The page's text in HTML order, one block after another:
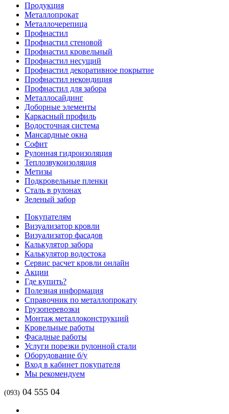
Продукция
Металлопрокат
Металлочерепица
Профнастил
Профнастил стеновой
Профнастил кровельный
Профнастил несущий
Профнастил декоративное покрытие
Профнастил некондиция
Профнастил для забора
Металлосайдинг
Доборные элементы
Каркасный профиль
Водосточная система
Мансардные окна
Софит
Рулонная гидроизоляция
Теплозвукоизоляция
Метизы
Подкровельные пленки
Сталь в рулонах
Зеленый забор
Покупателям
Визуализатор кровли
Визуализатор фасадов
Калькулятор забора
Калькулятор водостока
Сервис расчет кровли онлайн
Акции
Где купить?
Полезная информация
Справочник по металлопрокату
Грузоперевозки
Монтаж металлоконструкций
Кровельные работы
Фасадные работы
Услуги порезки рулонной стали
Оборудование б/у
Вход в кабинет покупателя
Мы рекомендуем
(093) 04 555 04